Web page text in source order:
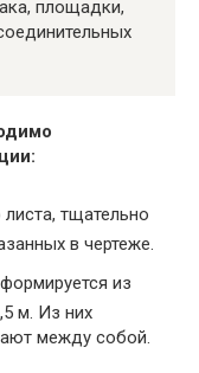
площадки,
тщательно
в чертеже.
из
м. Из них
между собой.